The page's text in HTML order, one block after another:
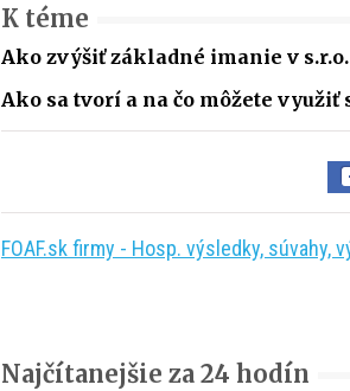
K téme
Ako zvýšiť základné imanie v
Ako sa tvorí a na čo môžete
FOAF.sk firmy - Hosp. výsledky, súvahy,
Najčítanejšie za 24 hodín